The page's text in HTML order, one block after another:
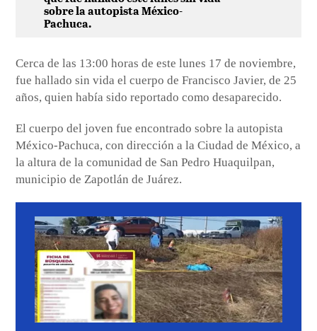
sobre la autopista México-
Pachuca.
Cerca de las 13:00 horas de este lunes 17 de noviembre,
fue hallado sin vida el cuerpo de Francisco Javier, de 25
años, quien había sido reportado como desaparecido.
El cuerpo del joven fue encontrado sobre la autopista
México-Pachuca, con dirección a la Ciudad de México, a
la altura de la comunidad de San Pedro Huaquilpan,
municipio de Zapotlán de Juárez.